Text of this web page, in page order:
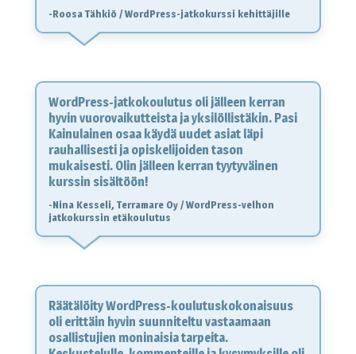
-Roosa Tähkiö / WordPress-jatkokurssi kehittäjille
WordPress-jatkokoulutus oli jälleen kerran
hyvin vuorovaikutteista ja yksilöllistäkin. Pasi
Kainulainen osaa käydä uudet asiat läpi
rauhallisesti ja opiskelijoiden tason
mukaisesti. Olin jälleen kerran tyytyväinen
kurssin sisältöön!
-Nina Kesseli, Terramare Oy / WordPress-velhon
jatkokurssin etäkoulutus
Räätälöity WordPress-koulutuskokonaisuus
oli erittäin hyvin suunniteltu vastaamaan
osallistujien moninaisia tarpeita.